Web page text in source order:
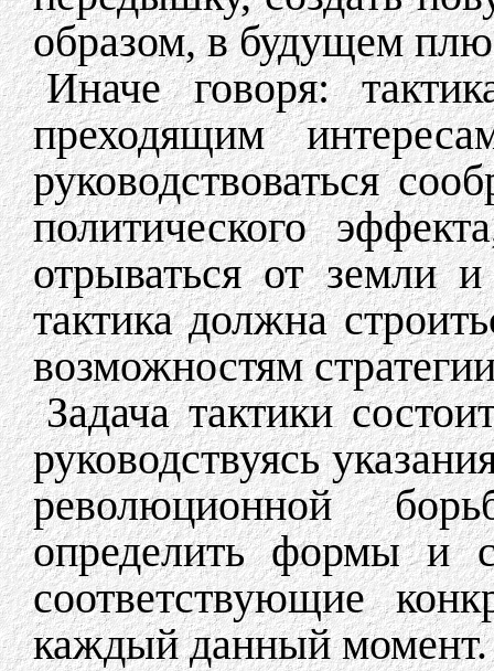
образом, в будущем
Иначе говоря:
преходящим
руководствоваться
политического
отрываться от земли
тактика должна
возможностям
Задача тактики
руководствуясь
революционной
определить формы и
соответствующие
каждый данный момент.